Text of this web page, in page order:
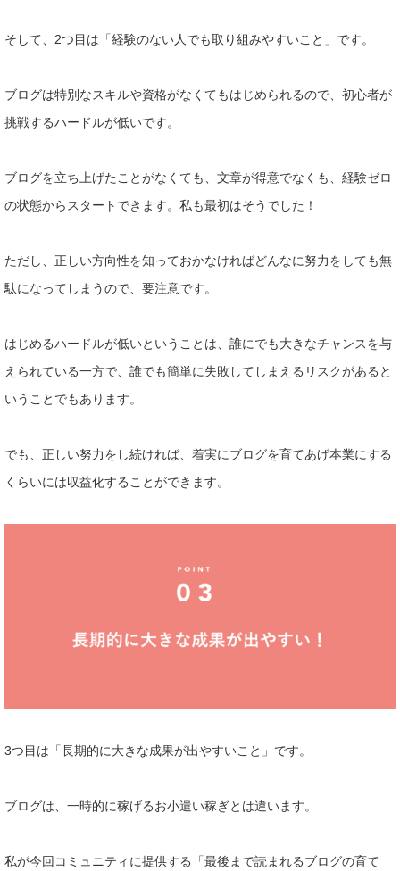
そして、2つ目は「経験のない人でも取り組みやすいこと」です。
ブログは特別なスキルや資格がなくてもはじめられるので、初心者が
挑戦するハードルが低いです。
ブログを立ち上げたことがなくて も、文章が得意でなくも、経験ゼロ
の状態からスタートできます。 私も最初はそうでした！
ただし、正しい方向性を知っておかなければどんなに努力をしても無
駄になってしまうので、要注意です。
はじめるハードルが低いと いうことは、誰にでも大きなチャンスを与
えられている一方で、誰でも簡単に失敗してしまえるリスクがあると
いうことでもあります 。
でも、正しい努力をし続ければ、着実にブログを育てあげ本業にする
くらいには収益化することができます。
3つ目は「長期的に大きな成果が出やすいこと」です。
ブログは、一時的に稼げるお小遣い稼ぎとは違います。
私が今回コミュニティに提供する「最後まで読まれるブログの育て